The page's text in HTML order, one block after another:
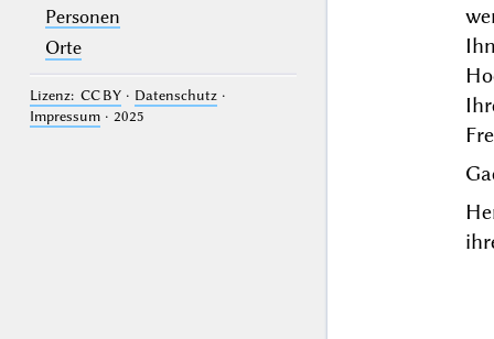
Personen
Orte
Lizenz: CC BY· Datenschutz·
Impressum· 2025